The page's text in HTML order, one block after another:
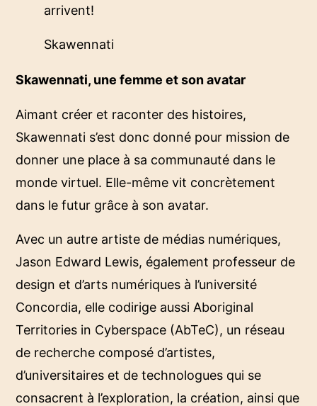
arrivent!
Skawennati
Skawennati, une femme et son avatar
Aimant créer et raconter des histoires,
Skawennati s’est donc donné pour mission de
donner une place à sa communauté dans le
monde virtuel. Elle-même vit concrètement
dans le futur grâce à son avatar.
Avec un autre artiste de médias numériques,
Jason Edward Lewis, également professeur de
design et d’arts numériques à l’université
Concordia, elle codirige aussi Aboriginal
Territories in Cyberspace (AbTeC), un réseau
de recherche composé d’artistes,
d’universitaires et de technologues qui se
consacrent à l’exploration, la création, ainsi que